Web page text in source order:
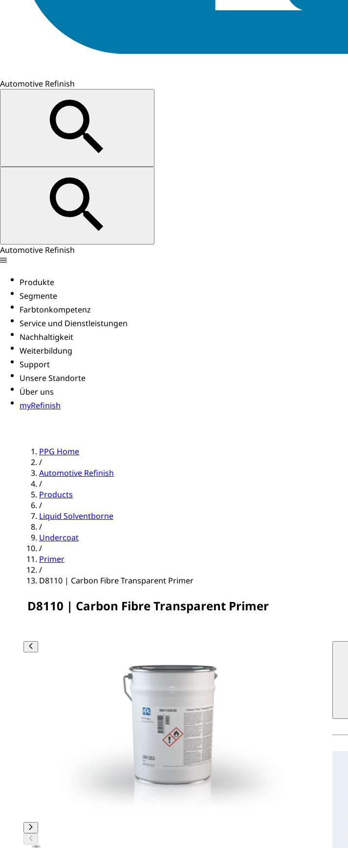
Automotive Refinish
Automotive Refinish
Produkte
Segmente
Farbtonkompetenz
Service und Dienstleistungen
Nachhaltigkeit
Weiterbildung
Support
Unsere Standorte
Über uns
myRefinish
PPG Home
/
Automotive Refinish
/
Products
/
Liquid Solventborne
/
Undercoat
/
Primer
/
D8110 | Carbon Fibre Transparent Primer
D8110 | Carbon Fibre Transparent Primer